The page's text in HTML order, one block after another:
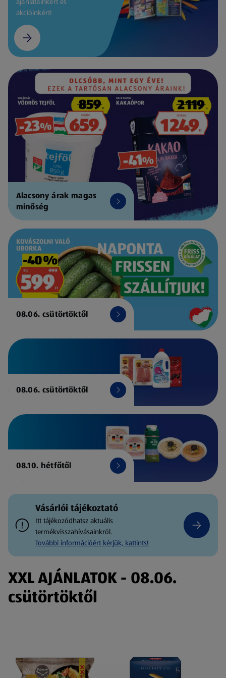
akcióinkért!
Alacsony árak magas
minőség
08.06. csütörtöktől
08.06. csütörtöktől
08.10. hétfőtől
Vásárlói tájékoztató
Itt tájékozódhatsz aktuális
termékvisszahívásainkról.
További információért kérjük, kattints!
XXL AJÁNLATOK - 08.06.
csütörtöktől